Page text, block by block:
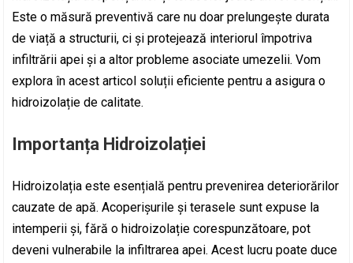
Este o măsură preventivă care nu doar prelungește durata
de viață a structurii, ci și protejează interiorul împotriva
infiltrării apei și a altor probleme asociate umezelii. Vom
explora în acest articol soluții eficiente pentru a asigura o
hidroizolație de calitate.
Importanța Hidroizolației
Hidroizolația este esențială pentru prevenirea deteriorărilor
cauzate de apă. Acoperișurile și terasele sunt expuse la
intemperii și, fără o hidroizolație corespunzătoare, pot
deveni vulnerabile la infiltrarea apei. Acest lucru poate duce